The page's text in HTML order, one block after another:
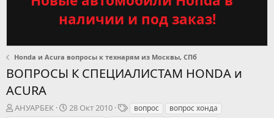
наличии и под заказ!
Honda и Acura вопросы к технарям из Москвы, СПб
ВОПРОСЫ К СПЕЦИАЛИСТАМ HONDA и
ACURA
А
АНУАРБЕК
Д
28 Окт 2010
Т вопрос
вопрос хонда